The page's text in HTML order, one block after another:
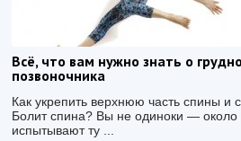
Всё, что вам нужно знать о
позвоночника
Как укрепить верхнюю часть спины и
Болит спина? Вы не одиноки — около
испытывают ту ...